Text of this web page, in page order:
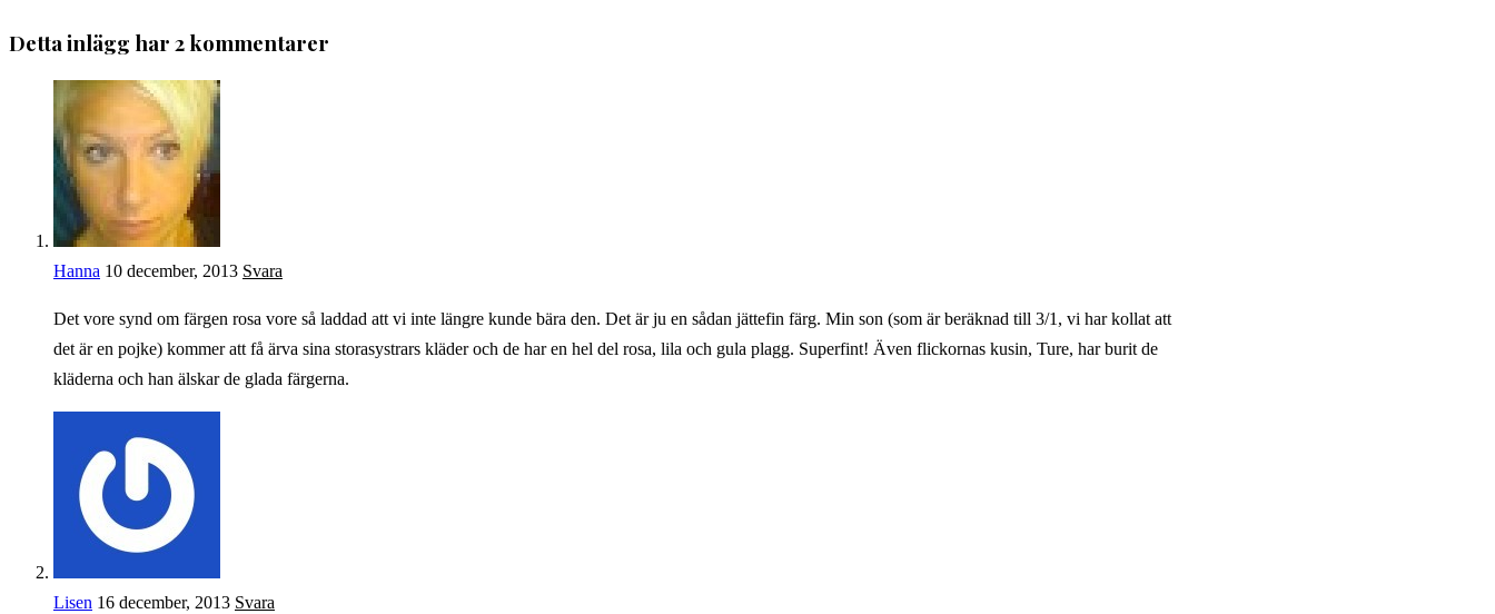
Detta inlägg har 2 kommentarer
Hanna 10 december, 2013 Svara
Det vore synd om färgen rosa vore så laddad att vi inte längre kunde bära den. Det är ju en sådan jättefin färg. Min son (som är beräknad till 3/1, vi har kollat att
det är en pojke) kommer att få ärva sina storasystrars kläder och de har en hel del rosa, lila och gula plagg. Superfint! Även flickornas kusin, Ture, har burit de
kläderna och han älskar de glada färgerna.
Lisen 16 december, 2013 Svara